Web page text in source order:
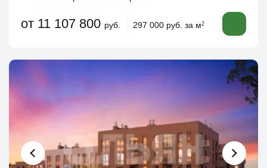
от 11 107 800 руб. 297 000 руб. за м2